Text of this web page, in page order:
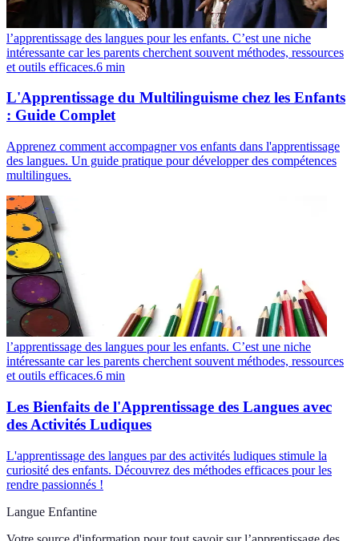
l’apprentissage des langues pour les enfants. C’est une niche
intéressante car les parents cherchent souvent méthodes, ressources
et outils efficaces.6 min
L'Apprentissage du Multilinguisme chez les Enfants
: Guide Complet
Apprenez comment accompagner vos enfants dans l'apprentissage
des langues. Un guide pratique pour développer des compétences
multilingues.
l’apprentissage des langues pour les enfants. C’est une niche
intéressante car les parents cherchent souvent méthodes, ressources
et outils efficaces.6 min
Les Bienfaits de l'Apprentissage des Langues avec
des Activités Ludiques
L'apprentissage des langues par des activités ludiques stimule la
curiosité des enfants. Découvrez des méthodes efficaces pour les
rendre passionnés !
Langue Enfantine